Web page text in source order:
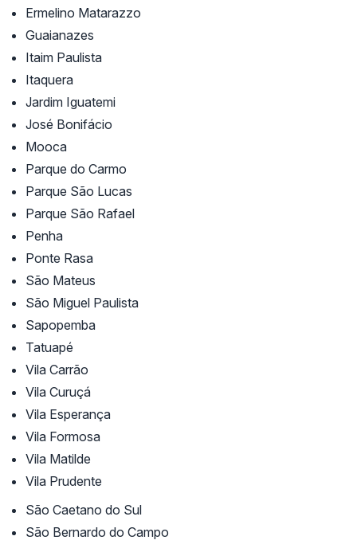
Ermelino Matarazzo
Guaianazes
Itaim Paulista
Itaquera
Jardim Iguatemi
José Bonifácio
Mooca
Parque do Carmo
Parque São Lucas
Parque São Rafael
Penha
Ponte Rasa
São Mateus
São Miguel Paulista
Sapopemba
Tatuapé
Vila Carrão
Vila Curuçá
Vila Esperança
Vila Formosa
Vila Matilde
Vila Prudente
São Caetano do Sul
São Bernardo do Campo